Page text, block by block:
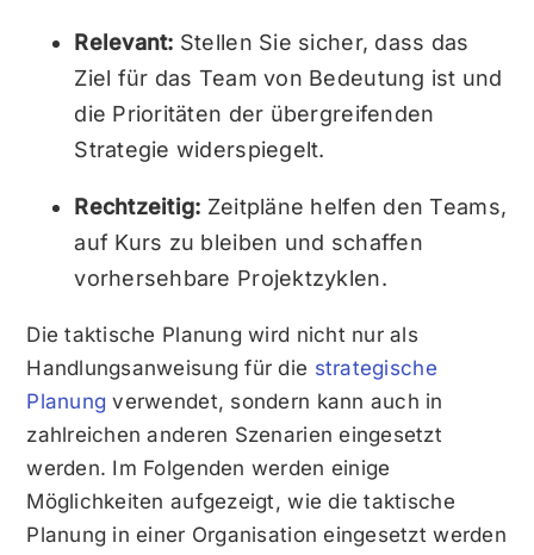
Relevant: Stellen Sie sicher, dass das
Ziel für das Team von Bedeutung ist und
die Prioritäten der übergreifenden
Strategie widerspiegelt.
Rechtzeitig: Zeitpläne helfen den Teams,
auf Kurs zu bleiben und schaffen
vorhersehbare Projektzyklen.
Die taktische Planung wird nicht nur als
Handlungsanweisung für die strategische
Planung verwendet, sondern kann auch in
zahlreichen anderen Szenarien eingesetzt
werden. Im Folgenden werden einige
Möglichkeiten aufgezeigt, wie die taktische
Planung in einer Organisation eingesetzt werden